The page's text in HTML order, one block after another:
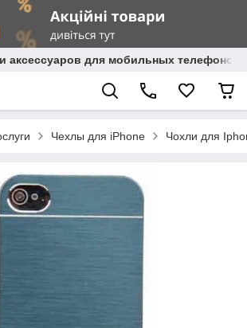
аксессуаров для мобильных телефонов
Чехлы для iPhone Чохли для